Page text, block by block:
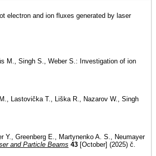
electron and ion fluxes generated by laser
M., Singh S., Weber S.: Investigation of ion
Lastovička T., Liška R., Nazarov W., Singh
Greenberg E., Martynenko A. S., Neumayer
and Particle Beams 43 [October] (2025) č.